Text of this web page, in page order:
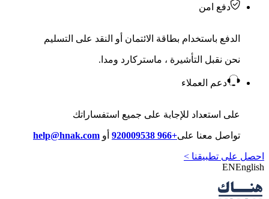
دفع امن
الدفع باستخدام بطاقة الائتمان أو النقد على التسليم
نحن نقبل التأشيرة ، ماستركارد ومدا.
دعم العملاء
على استعداد للإجابة على جميع استفساراتك
تواصل معنا على+966 920009538 أو help@hnak.com
احصل على تطبيقنا >
ENEnglish